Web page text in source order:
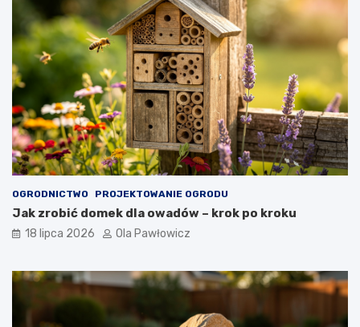
OGRODNICTWO PROJEKTOWANIE OGRODU
Jak zrobić domek dla owadów – krok po kroku
18 lipca 2026 Ola Pawłowicz